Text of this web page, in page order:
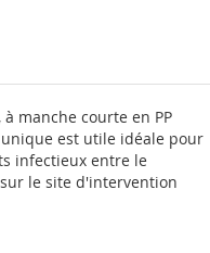
manche courte en PP
unique est utile idéale pour
infectieux entre le
le site d'intervention